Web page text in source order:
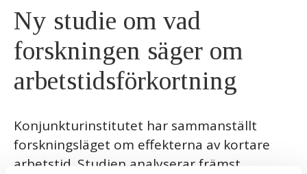
Kontakt
Ny studie om vad
forskningen säger om
arbetstidsförkortning
Konjunkturinstitutet har sammanställt
forskningsläget om effekterna av kortare
arbetstid. Studien analyserar främst